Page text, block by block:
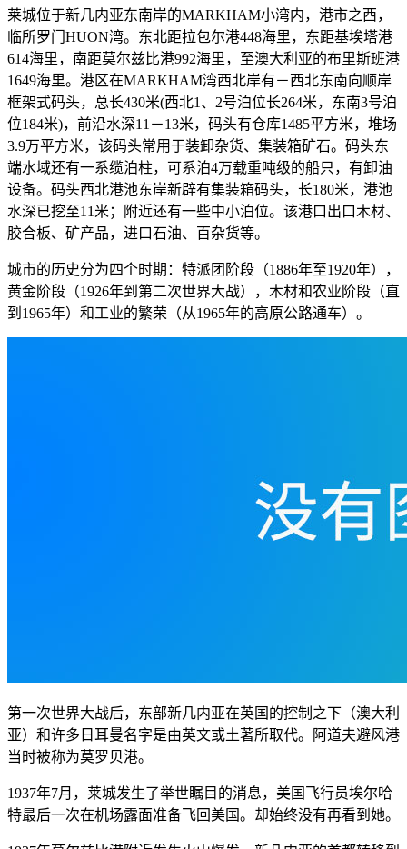
莱城位于新几内亚东南岸的MARKHAM小湾内，港市之西，
临所罗门HUON湾。东北距拉包尔港448海里，东距基埃塔港
614海里，南距莫尔兹比港992海里，至澳大利亚的布里斯班港
1649海里。港区在MARKHAM湾西北岸有－西北东南向顺岸
框架式码头，总长430米(西北1、2号泊位长264米，东南3号泊
位184米)，前沿水深11－13米，码头有仓库1485平方米，堆场
3.9万平方米，该码头常用于装卸杂货、集装箱矿石。码头东
端水域还有一系缆泊柱，可系泊4万载重吨级的船只，有卸油
设备。码头西北港池东岸新辟有集装箱码头，长180米，港池
水深已挖至11米；附近还有一些中小泊位。该港口出口木材、
胶合板、矿产品，进口石油、百杂货等。
城市的历史分为四个时期：特派团阶段（1886年至1920年），
黄金阶段（1926年到第二次世界大战），木材和农业阶段（直
到1965年）和工业的繁荣（从1965年的高原公路通车）。
第一次世界大战后，东部新几内亚在英国的控制之下（澳大利
亚）和许多日耳曼名字是由英文或土著所取代。阿道夫避风港
当时被称为莫罗贝港。
1937年7月，莱城发生了举世瞩目的消息，美国飞行员埃尔哈
特最后一次在机场露面准备飞回美国。却始终没有再看到她。